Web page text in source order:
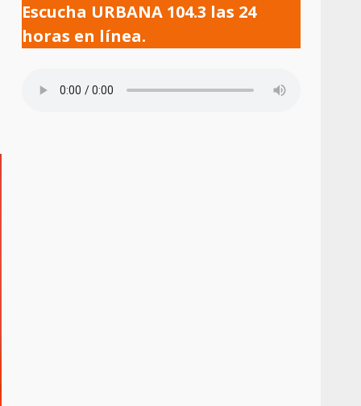
Escucha URBANA 104.3 las 24
horas en línea.